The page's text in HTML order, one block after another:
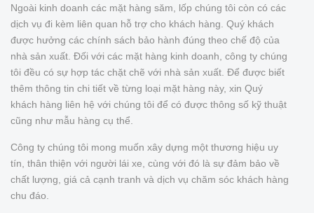
Ngoài kinh doanh các mặt hàng săm, lốp chúng tôi còn có các
dịch vụ đi kèm liên quan hỗ trợ cho khách hàng. Quý khách
được hưởng các chính sách bảo hành đúng theo chế độ của
nhà sản xuất. Đối với các mặt hàng kinh doanh, công ty chúng
tôi đều có sự hợp tác chặt chẽ với nhà sản xuất. Để được biết
thêm thông tin chi tiết về từng loại mặt hàng này, xin Quý
khách hàng liên hệ với chúng tôi để có được thông số kỹ thuật
cũng như mẫu hàng cụ thể.
Công ty chúng tôi mong muốn xây dựng một thương hiệu uy
tín, thân thiện với người lái xe, cùng với đó là sự đảm bảo về
chất lượng, giá cả cạnh tranh và dịch vụ chăm sóc khách hàng
chu đáo.